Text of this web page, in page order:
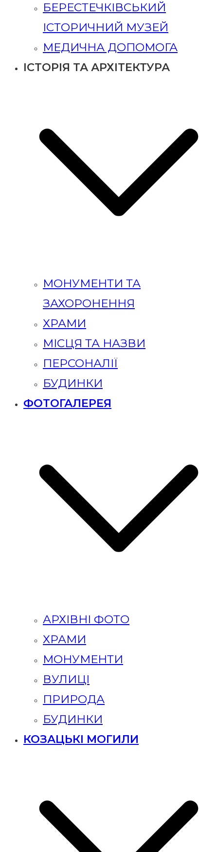
БЕРЕСТЕЧКІВСЬКИЙ
ІСТОРИЧНИЙ МУЗЕЙ
МЕДИЧНА ДОПОМОГА
ІСТОРІЯ ТА АРХІТЕКТУРА
МОНУМЕНТИ ТА
ЗАХОРОНЕННЯ
ХРАМИ
МІСЦЯ ТА НАЗВИ
ПЕРСОНАЛІЇ
БУДИНКИ
ФОТОГАЛЕРЕЯ
АРХІВНІ ФОТО
ХРАМИ
МОНУМЕНТИ
ВУЛИЦІ
ПРИРОДА
БУДИНКИ
КОЗАЦЬКІ МОГИЛИ